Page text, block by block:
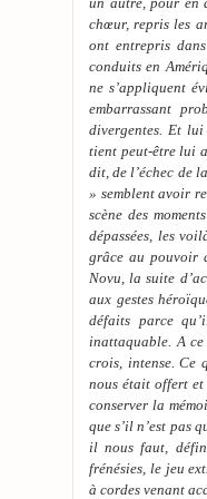
chœur, repris les
ont entrepris
conduits en
ne s’appliquent
embarrassant
divergentes. Et lui
tient peut-être lui
dit, de l’échec de
» semblent avoir
scène des
dépassées, les
grâce au pouvoir
Novu, la suite
aux gestes
défaits parce
inattaquable. A
crois, intense. Ce
nous était offert et
conserver la
que s’il n’est pas
il nous faut,
frénésies, le jeu
à cordes venant